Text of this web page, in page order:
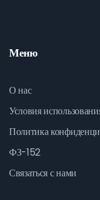
Меню
О нас
Условия
Политика
ФЗ-152
Связаться с нами